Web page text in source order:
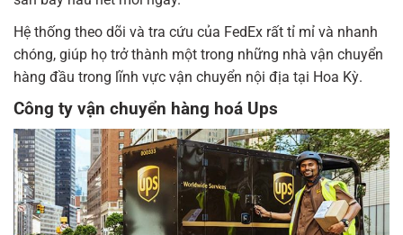
Hệ thống theo dõi và tra cứu của FedEx rất tỉ mỉ và nhanh
chóng, giúp họ trở thành một trong những nhà vận chuyển
hàng đầu trong lĩnh vực vận chuyển nội địa tại Hoa Kỳ.
Công ty vận chuyển hàng hoá Ups